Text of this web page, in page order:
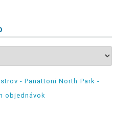
- Panattoni North Park -
objednávok